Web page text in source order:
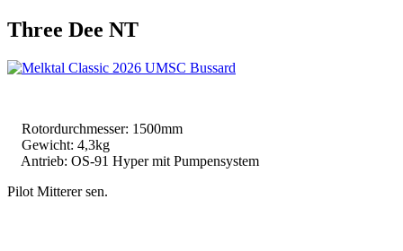
Three Dee NT
Rotordurchmesser: 1500mm
Gewicht: 4,3kg
Antrieb: OS-91 Hyper mit Pumpensystem
Pilot Mitterer sen.